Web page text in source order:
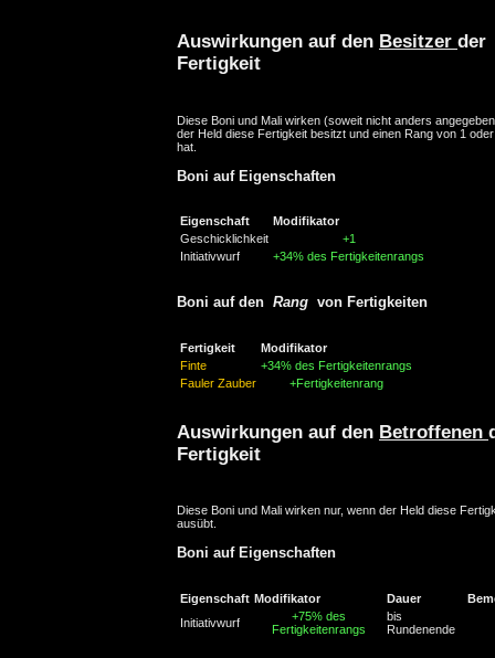
Auswirkungen auf den Besitzer der
Fertigkeit
Diese Boni und Mali wirken (soweit nicht anders
der Held diese Fertigkeit besitzt und einen Rang von 1
hat.
Boni auf Eigenschaften
Eigenschaft
Modifikator
Geschicklichkeit
+1
Initiativwurf
+34% des Fertigkeitenrangs
Boni auf den Rang von Fertigkeiten
Fertigkeit
Modifikator
Finte
+34% des Fertigkeitenrangs
Fauler Zauber
+Fertigkeitenrang
Auswirkungen auf den Betroffenen
Fertigkeit
Diese Boni und Mali wirken nur, wenn der Held diese
ausübt.
Boni auf Eigenschaften
Eigenschaft Modifikator Dauer
Initiativwurf
+75% des
Fertigkeitenrangs
bis
Rundenende